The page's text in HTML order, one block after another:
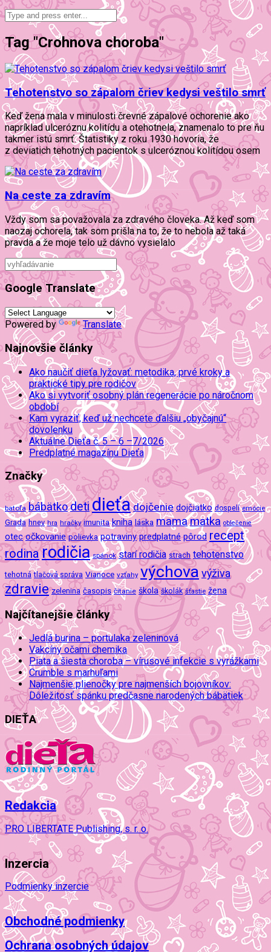
Tag "Crohnova choroba"
Tehotenstvo so zápalom čriev kedysi veštilo smrť
Keď žena mala v minulosti črevné zápalové ochorenie ako
napríklad ulceróznu kolitídu a otehotnela, znamenalo to pre ňu
takmer istú smrť. Štatistiky z roku 1930 hovoria, že
z deviatich tehotných pacientok s ulceróznou kolitídou osem
Na ceste za zdravím
Vždy som sa považovala za zdravého človeka. Až keď som
naozaj ochorela, tak som prišla na to, že to nebola až taká
pravda a že moje telo už dávno vysielalo
Google Translate
Powered by Translate
Najnovšie články
Ako naučiť dieťa lyžovať: metodika, prvé kroky a
praktické tipy pre rodičov
Ako si vytvoriť osobný plán regenerácie po náročnom
období
Kam vyraziť, keď už nechcete ďalšiu „obyčajnú“
dovolenku
Aktuálne Dieťa č. 5 – 6 –7/2026
Predplatné magazínu Dieťa
Značky
batoľa bábätkodetidieťa dojčenie dojčiatko dospelí emócie
Grada hnev hra hračky imunita kniha láska mamamatka oblečenie
otec očkovanie polievka potraviny predplatné pôrod recept
rodinarodičia spánok starí rodičia strach tehotenstvo
tehotná tlačová správa Vianoce vzťahy výchova výživa
zdravie zelenina časopis čítanie škola školák šťastie žena
Najčítanejšie články
Jedlá burina – portulaka zeleninová
Vakcíny očami chemika
Piata a šiesta choroba – vírusové infekcie s vyrážkami
Crumble s marhuľami
Najmenšie plienočky pre najmenších bojovníkov:
Dôležitosť spánku predčasne narodených bábätiek
DIEŤA
Redakcia
PRO LIBERTATE Publishing, s. r. o.
Inzercia
Podmienky inzercie
Obchodné podmienky
Ochrana osobných údajov